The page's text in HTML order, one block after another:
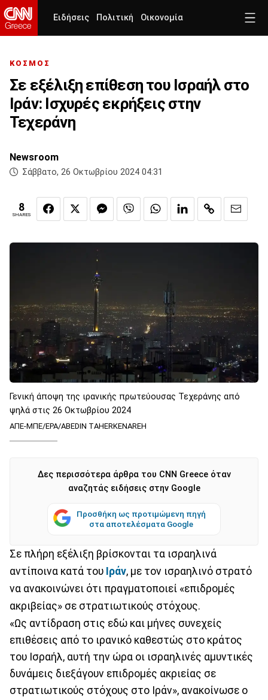
Ειδήσεις Πολιτική Οικονομία
ΚΟΣΜΟΣ
Σε εξέλιξη επίθεση του Ισραήλ στο
Ιράν: Ισχυρές εκρήξεις στην
Τεχεράνη
Newsroom
Σάββατο, 26 Οκτωβρίου 2024 04:31
8
SHARES
Γενική άποψη της ιρανικής πρωτεύουσας Τεχεράνης από
ψηλά στις 26 Οκτωβρίου 2024
ΑΠΕ-ΜΠΕ/EPA/ABEDIN TAHERKENAREH
Δες περισσότερα άρθρα του CNN Greece όταν
αναζητάς ειδήσεις στην Google
Προσθήκη ως προτιμώμενη πηγή
στα αποτελέσματα Google
Σε πλήρη εξέλιξη βρίσκονται τα ισραηλινά
αντίποινα κατά του Ιράν, με τον ισραηλινό στρατό
να ανακοινώνει ότι πραγματοποιεί «επιδρομές
ακριβείας» σε στρατιωτικούς στόχους.
«Ως αντίδραση στις εδώ και μήνες συνεχείς
επιθέσεις από το ιρανικό καθεστώς στο κράτος
του Ισραήλ, αυτή την ώρα οι ισραηλινές αμυντικές
δυνάμεις διεξάγουν επιδρομές ακριείας σε
στρατιωτικούς στόχους στο Ιράν», ανακοίνωσε ο